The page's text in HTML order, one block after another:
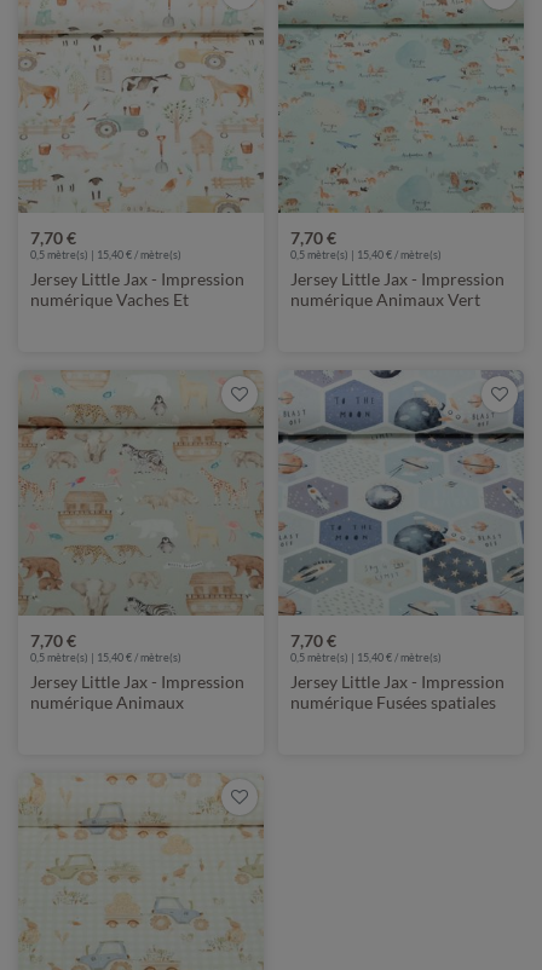
7,70 €
0,5 mètre(s) | 15,40 € / mètre(s)
Jersey Little Jax - Impression
numérique Vaches Et
7,70 €
0,5 mètre(s) | 15,40 € / mètre(s)
Jersey Little Jax - Impression
numérique Animaux Vert
7,70 €
0,5 mètre(s) | 15,40 € / mètre(s)
Jersey Little Jax - Impression
numérique Animaux
7,70 €
0,5 mètre(s) | 15,40 € / mètre(s)
Jersey Little Jax - Impression
numérique Fusées spatiales